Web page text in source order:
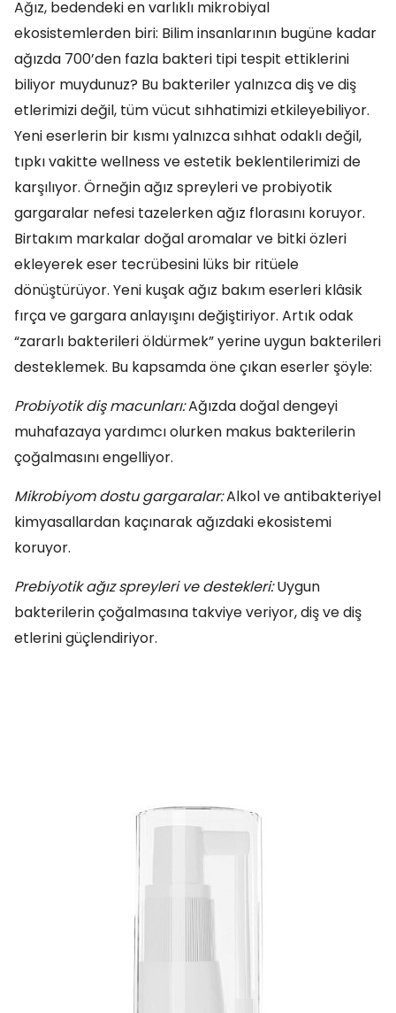
Ağız, bedendeki en varlıklı mikrobiyal
ekosistemlerden biri: Bilim insanlarının bugüne kadar
ağızda 700’den fazla bakteri tipi tespit ettiklerini
biliyor muydunuz? Bu bakteriler yalnızca diş ve diş
etlerimizi değil, tüm vücut sıhhatimizi etkileyebiliyor.
Yeni eserlerin bir kısmı yalnızca sıhhat odaklı değil,
tıpkı vakitte wellness ve estetik beklentilerimizi de
karşılıyor. Örneğin ağız spreyleri ve probiyotik
gargaralar nefesi tazelerken ağız florasını koruyor.
Birtakım markalar doğal aromalar ve bitki özleri
ekleyerek eser tecrübesini lüks bir ritüele
dönüştürüyor. Yeni kuşak ağız bakım eserleri klâsik
fırça ve gargara anlayışını değiştiriyor. Artık odak
“zararlı bakterileri öldürmek” yerine uygun bakterileri
desteklemek. Bu kapsamda öne çıkan eserler şöyle:
Probiyotik diş macunları:Ağızda doğal dengeyi
muhafazaya yardımcı olurken makus bakterilerin
çoğalmasını engelliyor.
Mikrobiyom dostu gargaralar:Alkol ve antibakteriyel
kimyasallardan kaçınarak ağızdaki ekosistemi
koruyor.
Prebiyotik ağız spreyleri ve destekleri:Uygun
bakterilerin çoğalmasına takviye veriyor, diş ve diş
etlerini güçlendiriyor.